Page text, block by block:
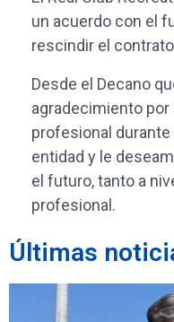
un acuerdo con el
rescindir el
Desde el Decano
agradecimiento
profesional
entidad y le
el futuro, tanto a
profesional.
Últimas